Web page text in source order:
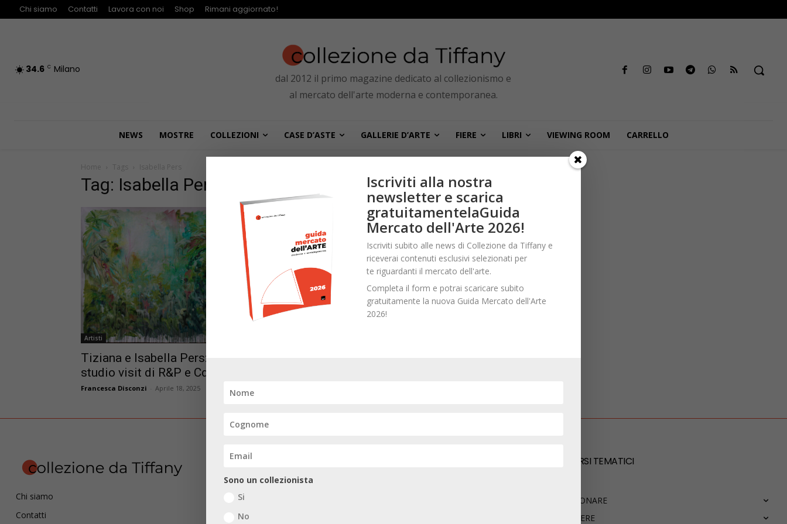
Chi siamo Contatti Lavora con noi Shop Rimani aggiornato!
34.6 C Milano
dal 2012 il primo magazine dedicato al collezionismo e
al mercato dell'arte moderna e contemporanea.
NEWS MOSTRE COLLEZIONI CASE D’ASTE GALLERIE D’ARTE FIERE LIBRI VIEWING ROOM CARRELLO
Home Tags Isabella Pers
Tag: Isabella Pers
Artisti
Tiziana e Isabella Pers: terzo
studio visit di R&P e CdT
Francesca Disconzi Aprile 18, 2025
Chi siamo
Contatti
PERCORSI TEMATICI
COLLEZIONARE
CONOSCERE
Iscriviti alla nostra
newsletter e scarica
gratuitamentelaGuida
Mercato dell'Arte 2026!
Iscriviti subito alle news di Collezione da Tiffany e
riceverai contenuti esclusivi selezionati per
te riguardanti il mercato dell'arte.
Completa il form e potrai scaricare subito
gratuitamente la nuova Guida Mercato dell'Arte
2026!
Sono un collezionista
Si
No